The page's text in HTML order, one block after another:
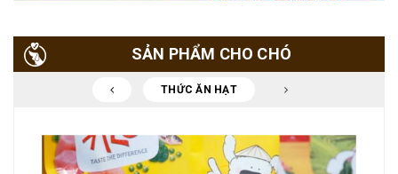
SẢN PHẨM CHO CHÓ
THỨC ĂN HẠT